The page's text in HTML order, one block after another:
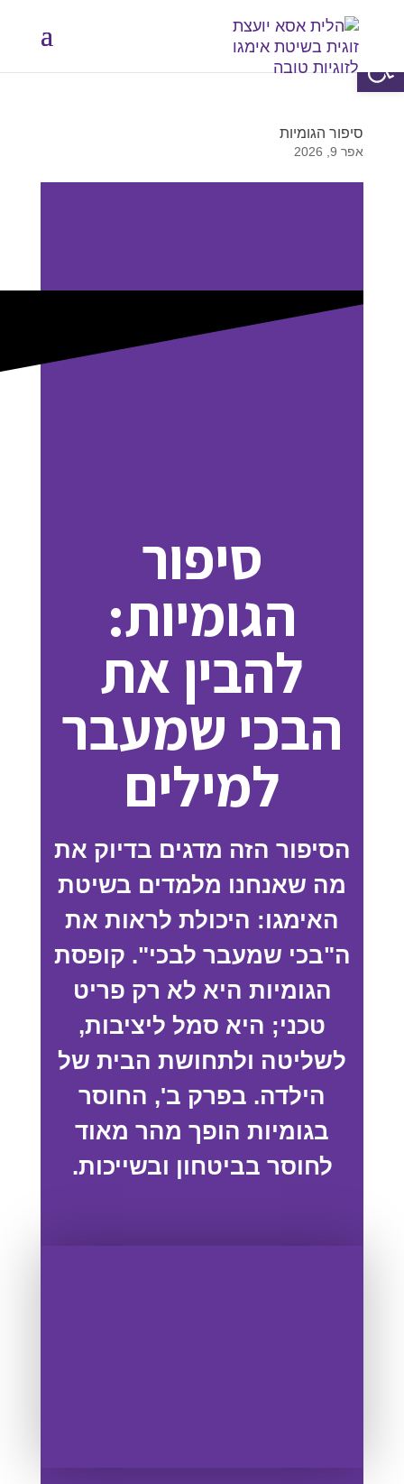
סיפור הגומיות
אפר 9, 2026
סיפור
הגומיות:
להבין את
הבכי שמעבר
למילים
הסיפור הזה מדגים בדיוק את
מה שאנחנו מלמדים בשיטת
האימגו: היכולת לראות את
ה"בכי שמעבר לבכי". קופסת
הגומיות היא לא רק פריט
טכני; היא סמל ליציבות,
לשליטה ולתחושת הבית של
הילדה. בפרק ב', החוסר
בגומיות הופך מהר מאוד
לחוסר בביטחון ובשייכות.
פתח סרגל נגישות